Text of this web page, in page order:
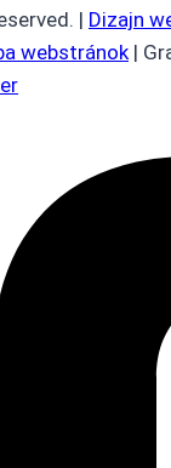
| Dizajn
webstránok |